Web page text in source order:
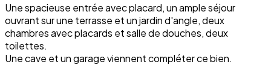
Une spacieuse entrée avec placard, un ample séjour
ouvrant sur une terrasse et un jardin d'angle, deux
chambres avec placards et salle de douches, deux
toilettes.
Une cave et un garage viennent compléter ce bien.